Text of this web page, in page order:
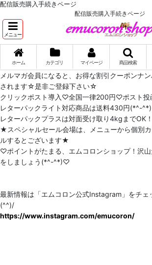
配信販売購入手続きページ
配信販売購入手続きページ
メニュー
ホーム カテゴリ マイページ 商品検索
メルマガ会員になると、お得な割引クーポンナ
されます☆是非ご登録下さい☆
クリックポスト導入♡全国一律200円♡ポスト投
レターパックライト対応商品は送料430円(*^-^*)
レターパックプラスは対面受け取り4kgまでOK
★スペシャルセール会場は、メニューから個別
ルするとございます★
♡ポイントがたまる、エムコロンショップ！沢
をしましょう(*^-^*)♡
最新情報は「エムコロン公式Instagram」をチェ
(^^)/
https://www.instagram.com/emucoron/